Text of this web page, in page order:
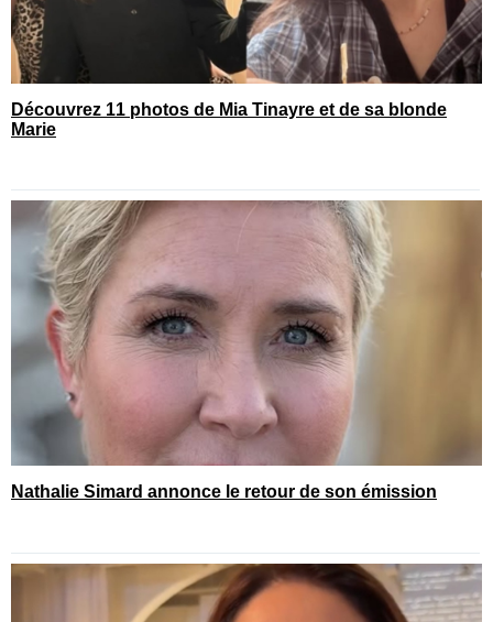
Découvrez 11 photos de Mia Tinayre et de sa blonde
Marie
Nathalie Simard annonce le retour de son émission